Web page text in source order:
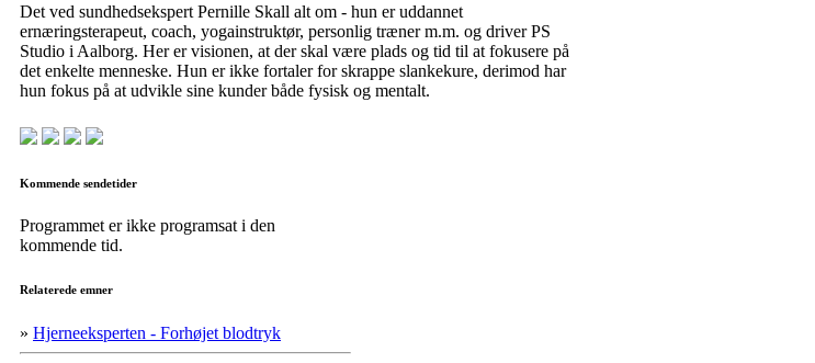
Det ved sundhedsekspert Pernille Skall alt om - hun er uddannet
ernæringsterapeut, coach, yogainstruktør, personlig træner m.m. og driver PS
Studio i Aalborg. Her er visionen, at der skal være plads og tid til at fokusere på
det enkelte menneske. Hun er ikke fortaler for skrappe slankekure, derimod har
hun fokus på at udvikle sine kunder både fysisk og mentalt.
Kommende sendetider
Programmet er ikke programsat i den
kommende tid.
Relaterede emner
» Hjerneeksperten - Forhøjet blodtryk